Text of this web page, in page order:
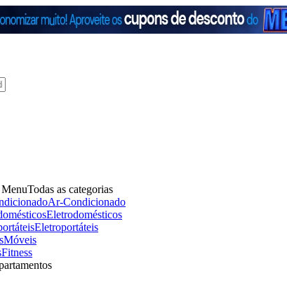
Todas as categorias
Ar-Condicionado
Eletrodomésticos
Eletroportáteis
Móveis
Fitness